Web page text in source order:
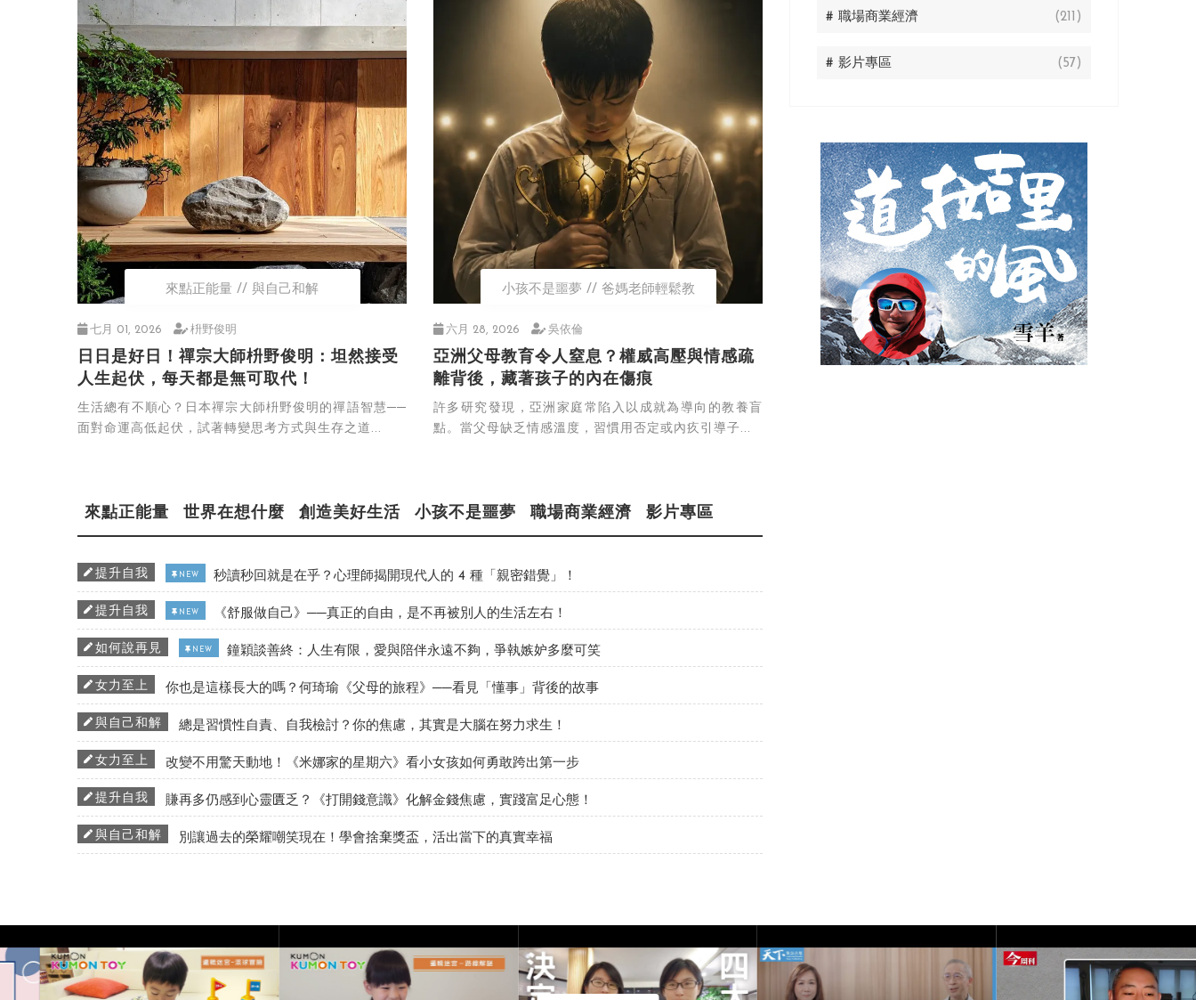
來點正能量 與自己和解
七月 01, 2026 枡野俊明
日日是好日！禪宗大師枡野俊明：坦然接受
人生起伏，每天都是無可取代！
生活總有不順心？日本禪宗大師枡野俊明的禪語智慧──
面對命運高低起伏，試著轉變思考方式與生存之道...
小孩不是噩夢 爸媽老師輕鬆教
六月 28, 2026 吳依倫
亞洲父母教育令人窒息？權威高壓與情感疏
離背後，藏著孩子的內在傷痕
許多研究發現，亞洲家庭常陷入以成就為導向的教養盲
點。當父母缺乏情感溫度，習慣用否定或內疚引導子...
來點正能量 世界在想什麼 創造美好生活 小孩不是噩夢 職場商業經濟 影片專區
提升自我 NEW 秒讀秒回就是在乎？心理師揭開現代人的 4 種「親密錯覺」！
提升自我 NEW 《舒服做自己》──真正的自由，是不再被別人的生活左右！
如何說再見 NEW 鐘穎談善終：人生有限，愛與陪伴永遠不夠，爭執嫉妒多麼可笑
女力至上 你也是這樣長大的嗎？何琦瑜《父母的旅程》──看見「懂事」背後的故事
與自己和解 總是習慣性自責、自我檢討？你的焦慮，其實是大腦在努力求生！
女力至上 改變不用驚天動地！《米娜家的星期六》看小女孩如何勇敢跨出第一步
提升自我 賺再多仍感到心靈匱乏？《打開錢意識》化解金錢焦慮，實踐富足心態！
與自己和解 別讓過去的榮耀嘲笑現在！學會捨棄獎盃，活出當下的真實幸福
# 職場商業經濟 (211)
# 影片專區 (57)